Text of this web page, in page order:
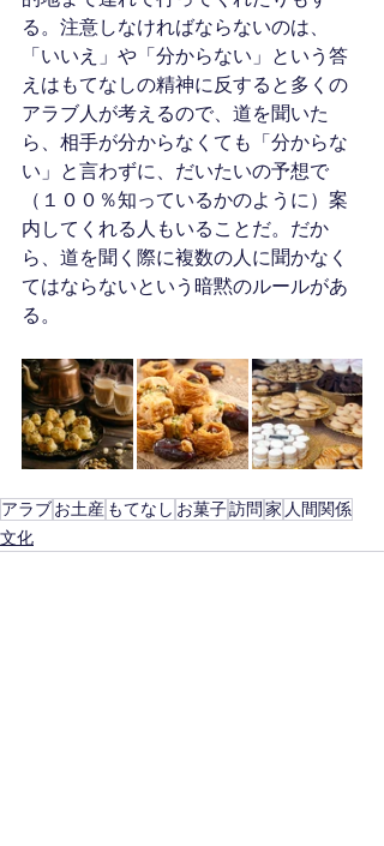
る。注意しなければならないのは、
「いいえ」や「分からない」という答
えはもてなしの精神に反すると多くの
アラブ人が考えるので、道を聞いた
ら、相手が分からなくても「分からな
い」と言わずに、だいたいの予想で
（１００％知っているかのように）案
内してくれる人もいることだ。だか
ら、道を聞く際に複数の人に聞かなく
てはならないという暗黙のルールがあ
る。
アラブお土産 もてなし お菓子訪問家 人間関係
文化